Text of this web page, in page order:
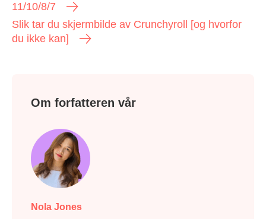
11/10/8/7
Slik tar du skjermbilde av Crunchyroll [og hvorfor
du ikke kan]
Om forfatteren vår
Nola Jones